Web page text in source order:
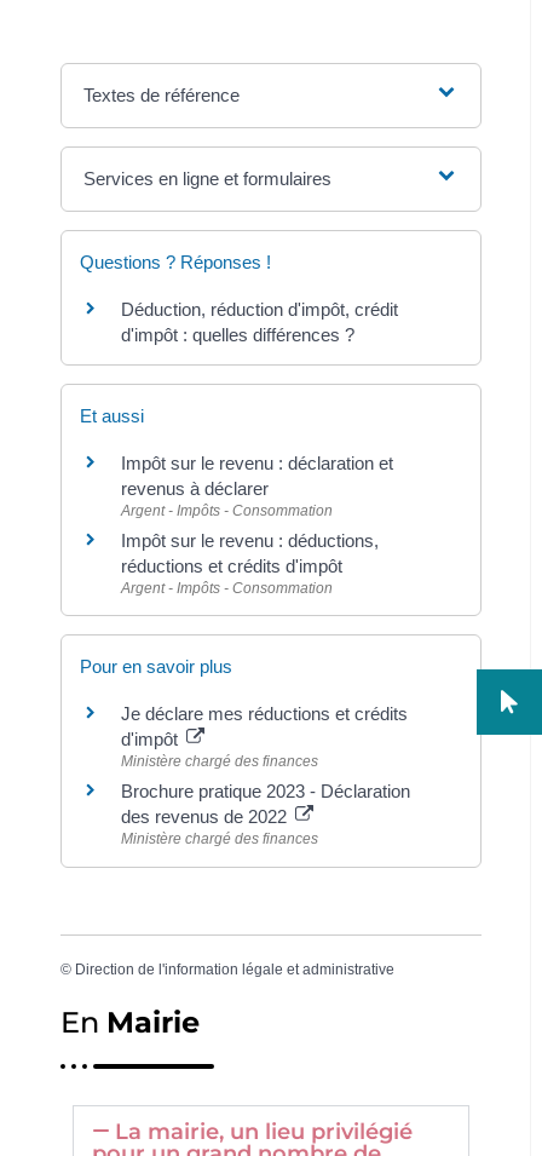
Textes de référence
Services en ligne et formulaires
Questions ? Réponses !
Déduction, réduction d'impôt, crédit
d'impôt : quelles différences ?
Et aussi
Impôt sur le revenu : déclaration et
revenus à déclarer
Argent - Impôts - Consommation
Impôt sur le revenu : déductions,
réductions et crédits d'impôt
Argent - Impôts - Consommation
Pour en savoir plus
Je déclare mes réductions et crédits
d'impôt
Ministère chargé des finances
Brochure pratique 2023 - Déclaration
des revenus de 2022
Ministère chargé des finances
© Direction de l'information légale et administrative
En Mairie
La mairie, un lieu privilégié